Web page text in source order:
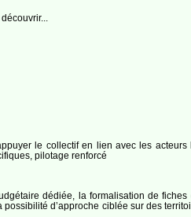
le collectif en lien avec les acteurs
pilotage renforcé
dédiée, la formalisation de fiches
d’approche ciblée sur des